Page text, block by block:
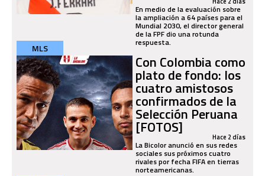
En medio de la evaluación sobre
la ampliación a 64 países para el
Mundial 2030, el director general
de la FPF dio una rotunda
respuesta.
MLS
Con Colombia como
plato de fondo: los
cuatro amistosos
confirmados de la
Selección Peruana
[FOTOS] Hace 2 días
La Bicolor anunció en sus redes
sociales sus próximos cuatro
rivales por fecha FIFA en tierras
norteamericanas.